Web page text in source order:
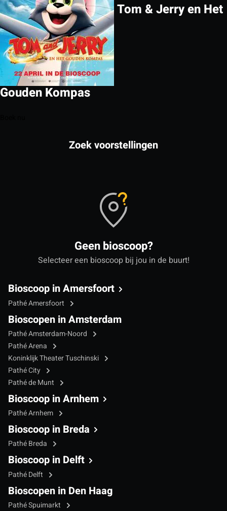
Tom & Jerry en Het
Gouden Kompas
Zoek voorstellingen
Geen bioscoop?
Selecteer een bioscoop bij jou in de buurt!
Bioscoop in Amersfoort
Pathé Amersfoort
Bioscopen in Amsterdam
Pathé Amsterdam-Noord
Pathé Arena
Koninklijk Theater Tuschinski
Pathé City
Pathé de Munt
Bioscoop in Arnhem
Pathé Arnhem
Bioscoop in Breda
Pathé Breda
Bioscoop in Delft
Pathé Delft
Bioscopen in Den Haag
Pathé Spuimarkt